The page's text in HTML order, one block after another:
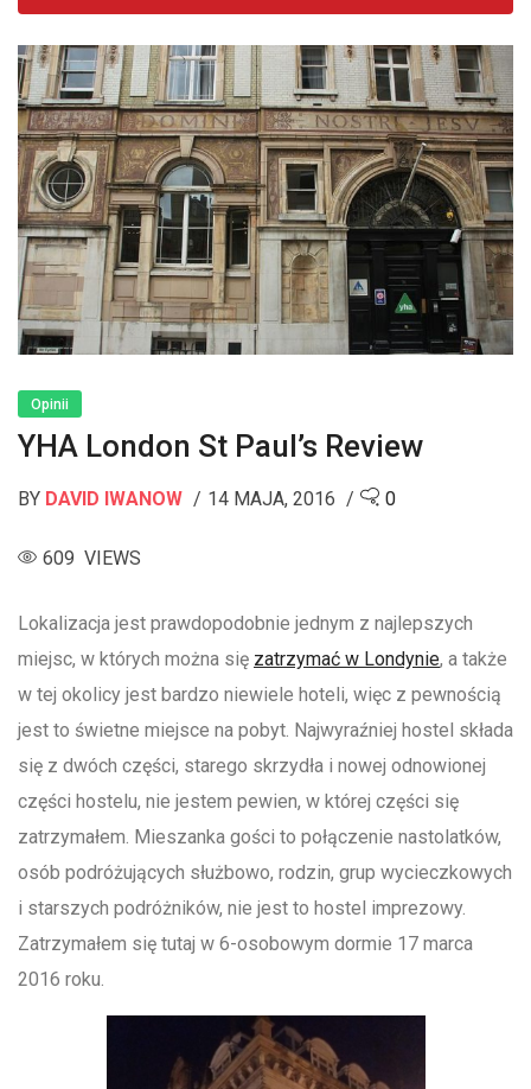
Opinii
YHA London St Paul’s Review
BY DAVID IWANOW 14 MAJA, 2016 0
609 VIEWS
Lokalizacja jest prawdopodobnie jednym z najlepszych
miejsc, w których można się zatrzymać w Londynie, a także
w tej okolicy jest bardzo niewiele hoteli, więc z pewnością
jest to świetne miejsce na pobyt. Najwyraźniej hostel składa
się z dwóch części, starego skrzydła i nowej odnowionej
części hostelu, nie jestem pewien, w której części się
zatrzymałem. Mieszanka gości to połączenie nastolatków,
osób podróżujących służbowo, rodzin, grup wycieczkowych
i starszych podróżników, nie jest to hostel imprezowy.
Zatrzymałem się tutaj w 6-osobowym dormie 17 marca
2016 roku.